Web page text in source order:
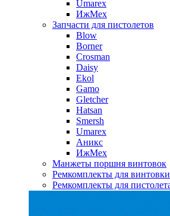
Umarex
ИжМех
Запчасти для пистолетов
Blow
Borner
Crosman
Daisy
Ekol
Gamo
Gletcher
Hatsan
Smersh
Umarex
Аникс
ИжМех
Манжеты поршня винтовок
Ремкомплекты для винтовки
Ремкомплекты для